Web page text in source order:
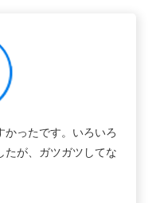
かったです。いろいろ
たが、ガツガツしてな